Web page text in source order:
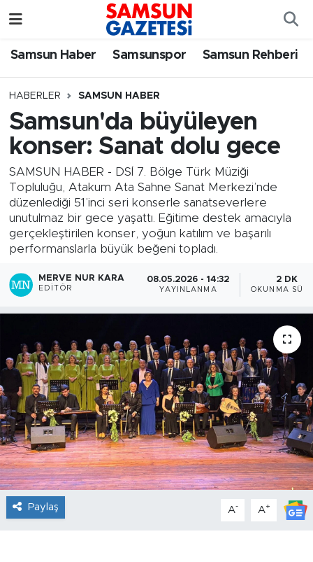
Samsun Haber Samsunspor Samsun Rehberi
HABERLER SAMSUN HABER
Samsun'da büyüleyen
konser: Sanat dolu gece
SAMSUN HABER - DSİ 7. Bölge Türk Müziği
Topluluğu, Atakum Ata Sahne Sanat Merkezi’nde
düzenlediği 51’inci seri konserle sanatseverlere
unutulmaz bir gece yaşattı. Eğitime destek amacıyla
gerçekleştirilen konser, yoğun katılım ve başarılı
performanslarla büyük beğeni topladı.
MERVE NUR KARA
EDITÖR
08.05.2026 - 14:32
YAYINLANMA
2 DK
OKUNMA
Paylaş A- A+
Samsun Haber
Samsun Rehberi
Samsun Nöbetçi Eczaneler
SAMSUN Namaz Vakitleri
Samsun Trafik Yoğunluk Haritası
Süper Lig Puan Durumu ve Fikstür
Tüm Manşetler